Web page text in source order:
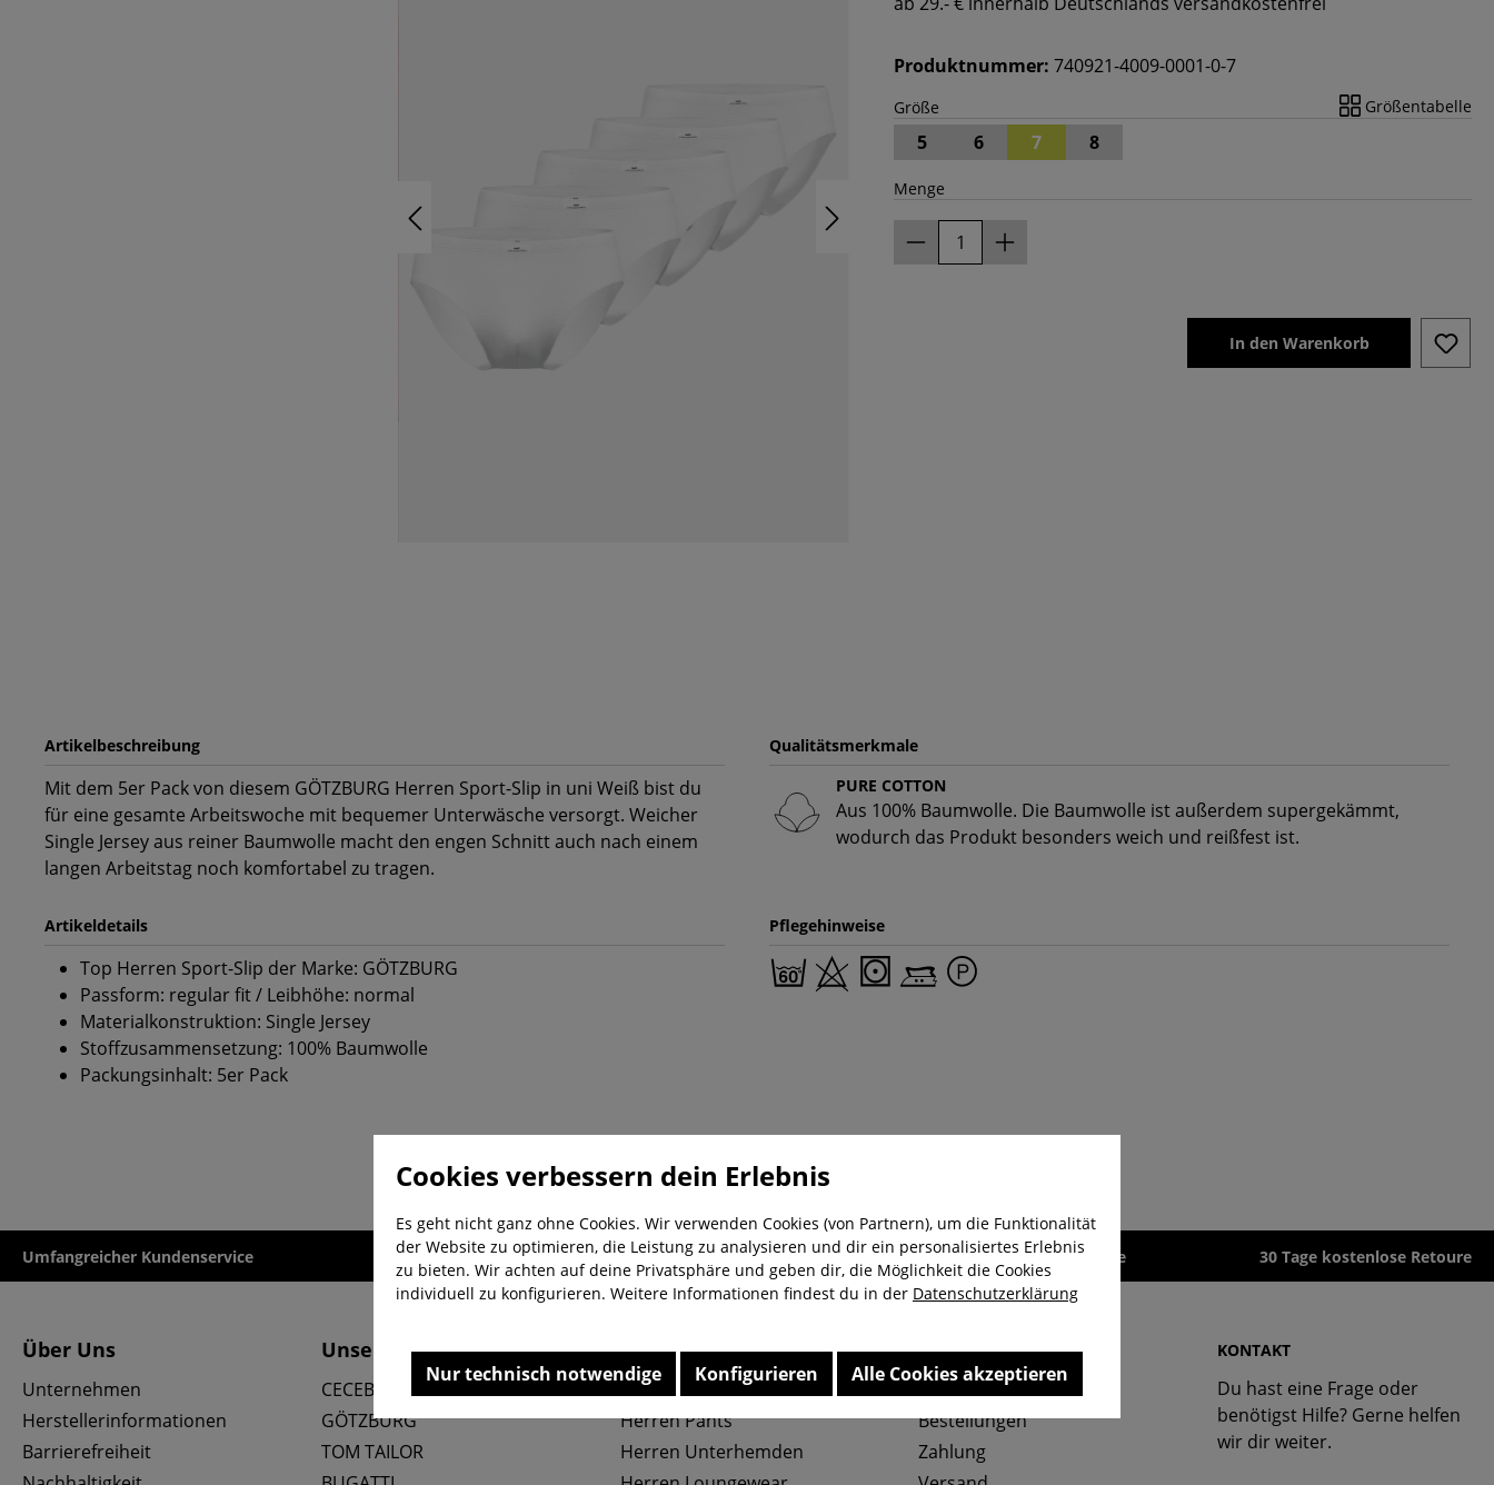
Produktnummer: 740921-4009-0001-0-7
Größe Größentabelle
5 6 7 8
Menge
In den Warenkorb
Artikelbeschreibung
Mit dem 5er Pack von diesem GÖTZBURG Herren Sport-Slip in uni Weiß bist du
für eine gesamte Arbeitswoche mit bequemer Unterwäsche versorgt. Weicher
Single Jersey aus reiner Baumwolle macht den engen Schnitt auch nach einem
langen Arbeitstag noch komfortabel zu tragen.
Qualitätsmerkmale
PURE COTTON
Aus 100% Baumwolle. Die Baumwolle ist außerdem supergekämmt,
wodurch das Produkt besonders weich und reißfest ist.
Artikeldetails
Top Herren Sport-Slip der Marke: GÖTZBURG
Passform: regular fit / Leibhöhe: normal
Materialkonstruktion: Single Jersey
Stoffzusammensetzung: 100% Baumwolle
Packungsinhalt: 5er Pack
Pflegehinweise
Umfangreicher Kundenservice Kauf auf Rechnung Kostenloser Versand ab 29,-€ Lieferzeit 1-3 Werktage 30 Tage kostenlose Retoure
Über Uns
Unternehmen
Herstellerinformationen
Barrierefreiheit
Unsere Marken
CECEBA
GÖTZBURG
TOM TAILOR
Top Kategorien
Herren Slips
Herren Pants
Herren Unterhemden
Service & FAQ
Größentabellen
Bestellungen
Zahlung
KONTAKT
Du hast eine Frage oder
benötigst Hilfe? Gerne helfen
wir dir weiter.
Cookies verbessern dein Erlebnis
Es geht nicht ganz ohne Cookies. Wir verwenden Cookies (von Partnern), um die Funktionalität
der Website zu optimieren, die Leistung zu analysieren und dir ein personalisiertes Erlebnis
zu bieten. Wir achten auf deine Privatsphäre und geben dir, die Möglichkeit die Cookies
individuell zu konfigurieren. Weitere Informationen findest du in der Datenschutzerklärung
Nur technisch notwendige Konfigurieren Alle Cookies akzeptieren